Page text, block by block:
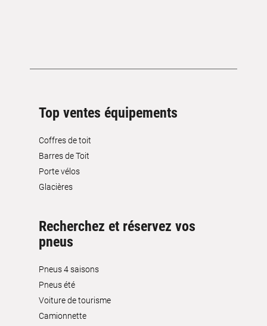
Top ventes équipements
Coffres de toit
Barres de Toit
Porte vélos
Glacières
Recherchez et réservez vos
pneus
Pneus 4 saisons
Pneus été
Voiture de tourisme
Camionnette